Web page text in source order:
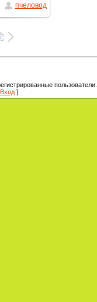
пчеловод
пользователи.
Вход]